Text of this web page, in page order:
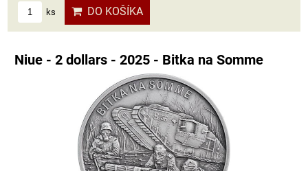
ks DO KOŠÍKA
Niue - 2 dollars - 2025 - Bitka na Somme